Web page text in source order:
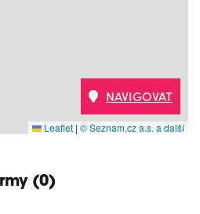
Leaflet | © Seznam.cz a.s. a další
NAVIGOVAT
(0)